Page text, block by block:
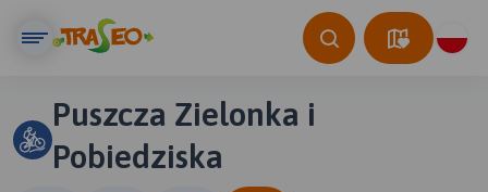
Puszcza Zielonka i
Pobiedziska